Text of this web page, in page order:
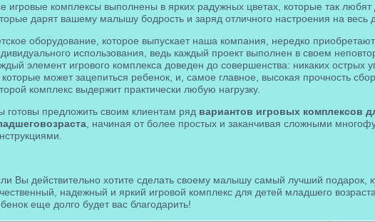
игровые комплексы выполнены в ярких радужных цветах, которые так любят
дарят вашему малышу бодрость и заряд отличного настроения на весь
оборудование, которое выпускает наша компания, нередко
использования, ведь каждый проект выполнен в своем
элемент игрового комплекса доведен до совершенства: никаких острых
которые может зацепиться ребенок, и, самое главное, высокая прочность
комплекс выдержит практически любую нагрузку.
готовы предложить своим клиентам ряд вариантов игровых комплексов
, начиная от более простых и заканчивая сложными
Вы действительно хотите сделать своему малышу самый лучший подарок,
надежный и яркий игровой комплекс для детей младшего
еще долго будет вас благодарить!